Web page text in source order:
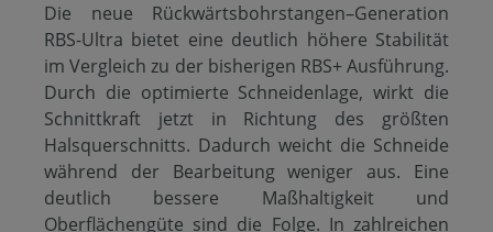
Die neue Rückwärtsbohrstangen–Generation
RBS-Ultra bietet eine deutlich höhere Stabilität
im Vergleich zu der bisherigen RBS+ Ausführung.
Durch die optimierte Schneidenlage, wirkt die
Schnittkraft jetzt in Richtung des größten
Halsquerschnitts. Dadurch weicht die Schneide
während der Bearbeitung weniger aus. Eine
deutlich bessere Maßhaltigkeit und
Oberflächengüte sind die Folge. In zahlreichen